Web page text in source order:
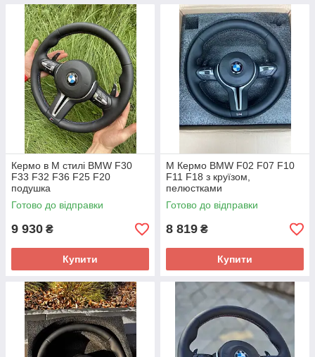
Кермо в M стилі BMW F30
F33 F32 F36 F25 F20
подушка
Готово до відправки
9 930 ₴
Купити
М Кермо BMW F02 F07 F10
F11 F18 з круїзом,
пелюстками
Готово до відправки
8 819 ₴
Купити